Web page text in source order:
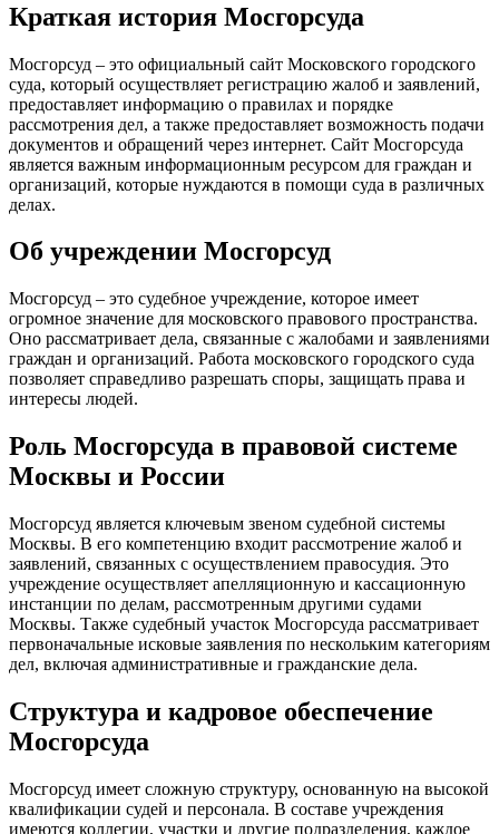
Краткая история Мосгорсуда
Мосгорсуд – это официальный сайт Московского городского
суда, который осуществляет регистрацию жалоб и заявлений,
предоставляет информацию о правилах и порядке
рассмотрения дел, а также предоставляет возможность подачи
документов и обращений через интернет. Сайт Мосгорсуда
является важным информационным ресурсом для граждан и
организаций, которые нуждаются в помощи суда в различных
делах.
Об учреждении Мосгорсуд
Мосгорсуд – это судебное учреждение, которое имеет
огромное значение для московского правового пространства.
Оно рассматривает дела, связанные с жалобами и заявлениями
граждан и организаций. Работа московского городского суда
позволяет справедливо разрешать споры, защищать права и
интересы людей.
Роль Мосгорсуда в правовой системе
Москвы и России
Мосгорсуд является ключевым звеном судебной системы
Москвы. В его компетенцию входит рассмотрение жалоб и
заявлений, связанных с осуществлением правосудия. Это
учреждение осуществляет апелляционную и кассационную
инстанции по делам, рассмотренным другими судами
Москвы. Также судебный участок Мосгорсуда рассматривает
первоначальные исковые заявления по нескольким категориям
дел, включая административные и гражданские дела.
Структура и кадровое обеспечение
Мосгорсуда
Мосгорсуд имеет сложную структуру, основанную на высокой
квалификации судей и персонала. В составе учреждения
имеются коллегии, участки и другие подразделения, каждое